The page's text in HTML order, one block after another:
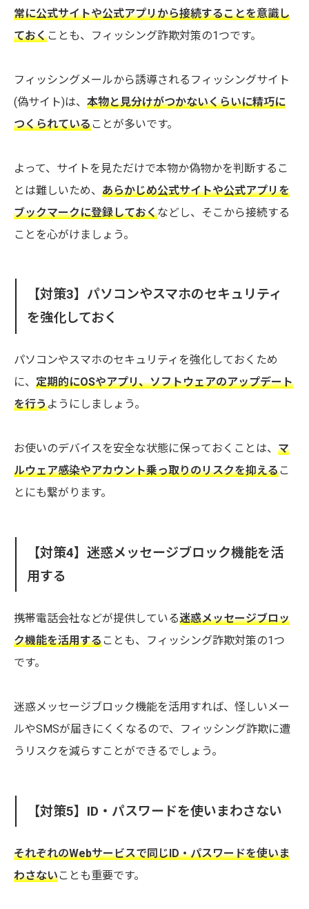
常に公式サイトや公式アプリから接続することを意識し
ておくことも、フィッシング詐欺対策の1つです。
フィッシングメールから誘導されるフィッシングサイト
(偽サイト)は、 本物と見分けがつかないくらいに精巧に
つくられていることが多いです。
よって、サイトを見ただけで本物か偽物かを判断するこ
とは難しいため、 あらかじめ公式サイトや公式アプリを
ブックマークに登録しておくなどし、そこから接続する
ことを心がけましょう。
【対策3】パソコンやスマホのセキュリティ
を強化しておく
パソコンやスマホのセキュリティを強化しておくため
に、 定期的にOSやアプリ、ソフトウェアのアップデート
を行うようにしましょう。
お使いのデバイスを安全な状態に保っておくことは、 マ
ルウェア感染やアカウント乗っ取りのリスクを抑えるこ
とにも繋がります。
【対策4】迷惑メッセージブロック機能を活
用する
携帯電話会社などが提供している迷惑メッセージブロッ
ク機能を活用することも、フィッシング詐欺対策の1つ
です。
迷惑メッセージブロック機能を活用すれば、怪しいメー
ルやSMSが届きにくくなるので、フィッシング詐欺に遭
うリスクを減らすことができるでしょう。
【対策5】ID・パスワードを使いまわさない
それぞれのWebサービスで同じID・パスワードを使いま
わさないことも重要です。